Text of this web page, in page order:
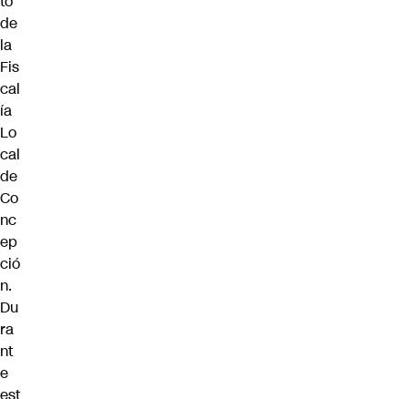
de
la
Fis
cal
ía
Lo
cal
de
Co
nc
ep
ció
n.
Du
ra
nt
e
est